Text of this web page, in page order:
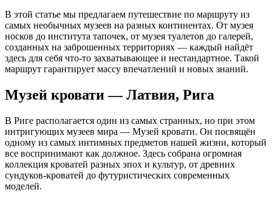
В этой статье мы предлагаем путешествие по маршруту из
самых необычных музеев на разных континентах. От музея
носков до института тапочек, от музея туалетов до галерей,
созданных на заброшенных территориях — каждый найдёт
здесь для себя что-то захватывающее и нестандартное. Такой
маршрут гарантирует массу впечатлений и новых знаний.
Музей кровати — Латвия, Рига
В Риге располагается один из самых странных, но при этом
интригующих музеев мира — Музей кровати. Он посвящён
одному из самых интимных предметов нашей жизни, который
все воспринимают как должное. Здесь собрана огромная
коллекция кроватей разных эпох и культур, от древних
сундуков-кроватей до футуристических современных
моделей.